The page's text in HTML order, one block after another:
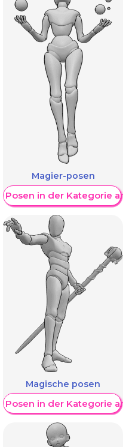
Magier-posen
Posen in der Kategorie
Magische posen
Posen in der Kategorie